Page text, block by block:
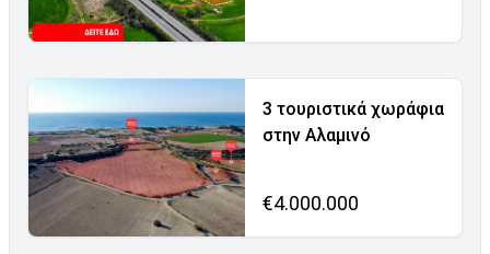
3 τουριστικά χωράφια
στην Αλαμινό
€4.000.000